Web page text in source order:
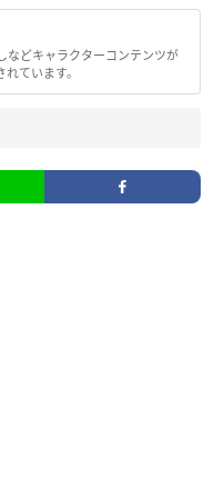
などキャラクターコンテンツが
ています。